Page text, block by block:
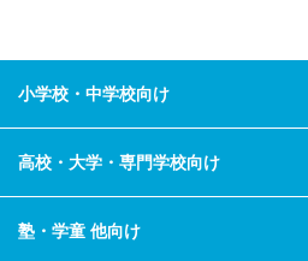
小学校・中学校向け
高校・大学・専門学校向け
塾・学童 他向け